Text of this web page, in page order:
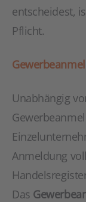
entscheidest,
Pflicht.
Unabhängig
Anmeldung
Das